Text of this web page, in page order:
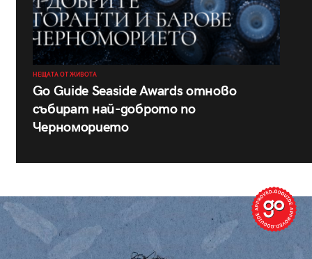
НЕЩАТА ОТ ЖИВОТА
Go Guide Seaside Awards отново
събират най-доброто по
Черноморието